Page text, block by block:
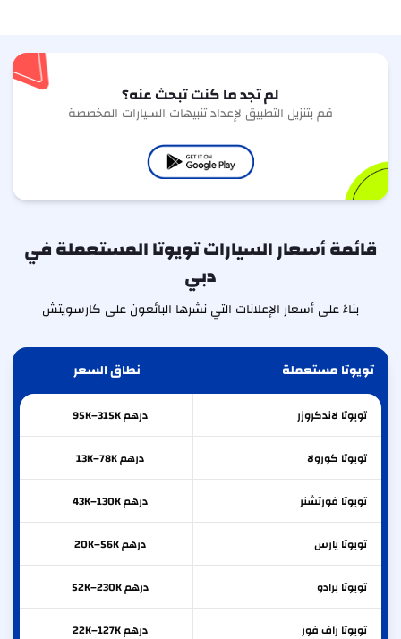
لم تجد ما كنت تبحث عنه؟
قم بتنزيل التطبيق لإعداد تنبيهات السيارات المخصصة
قائمة أسعار السيارات تويوتا المستعملة في
دبي
بناءً على أسعار الإعلانات التي نشرها البائعون على كارسويتش
تويوتا مستعملة نطاق السعر
تويوتا لاندكروزر درهم 95K–315K
تويوتا كورولا درهم 13K–78K
تويوتا فورتشنر درهم 43K–130K
تويوتايارس درهم 20K–56K
تويوتا برادو درهم 52K–230K
تويوتا راف فور درهم 22K–127K